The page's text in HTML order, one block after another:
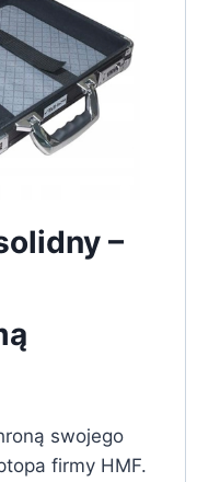
–
swojego
firmy HMF.